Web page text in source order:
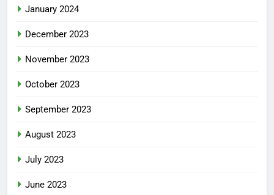
January 2024
December 2023
November 2023
October 2023
September 2023
August 2023
July 2023
June 2023